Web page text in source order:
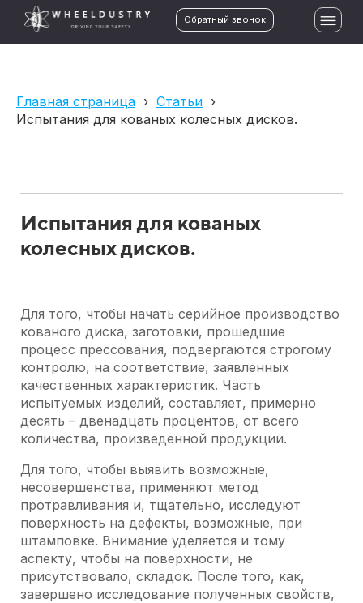
Обратный звонок
Главная страница › Статьи ›
Испытания для кованых колесных дисков.
Испытания для кованых
колесных дисков.
Для того, чтобы начать серийное производство
кованого диска, заготовки, прошедшие
процесс прессования, подвергаются строгому
контролю, на соответствие, заявленных
качественных характеристик. Часть
испытуемых изделий, составляет, примерно
десять – двенадцать процентов, от всего
количества, произведенной продукции.
Для того, чтобы выявить возможные,
несовершенства, применяют метод
протравливания и, тщательно, исследуют
поверхность на дефекты, возможные, при
штамповке. Внимание уделяется и тому
аспекту, чтобы на поверхности, не
присутствовало, складок. После того, как,
завершено исследование полученных свойств,